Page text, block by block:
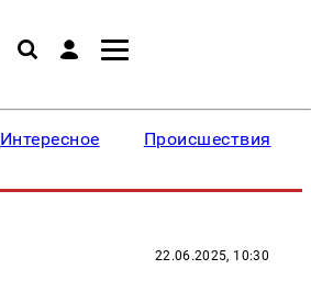
Интересное Происшествия
22.06.2025, 10:30